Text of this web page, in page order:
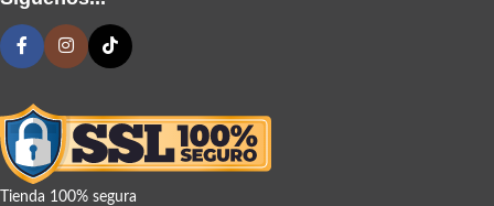
Tienda 100% segura